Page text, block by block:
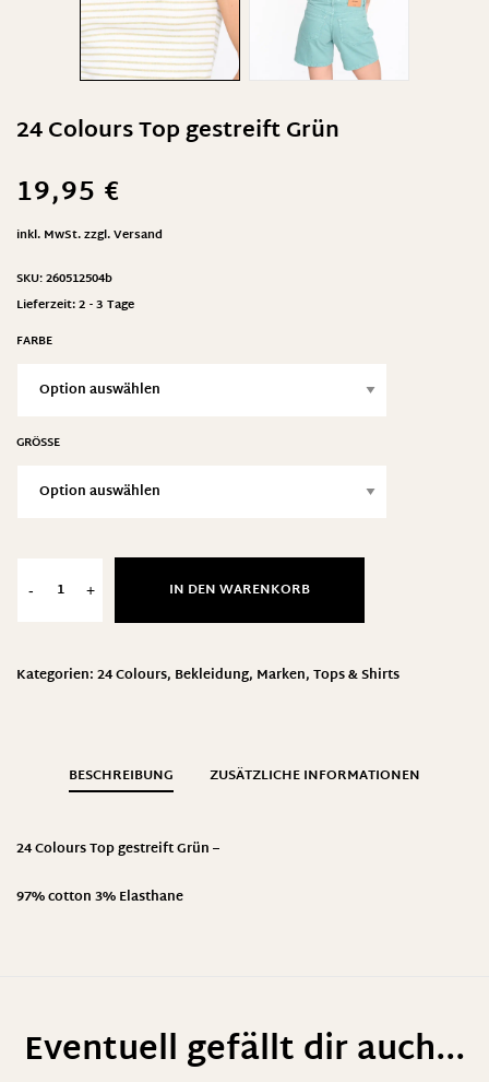
24 Colours Top gestreift Grün
19,95 €
inkl. MwSt.zzgl.Versand
SKU:260512504b
Lieferzeit:2 - 3 Tage
FARBE
GRÖSSE
- + IN DEN WARENKORB
Kategorien:24 Colours, Bekleidung, Marken,Tops & Shirts
BESCHREIBUNG ZUSÄTZLICHE INFORMATIONEN
24 Colours Top gestreift Grün –
97% cotton 3% Elasthane
Eventuell gefällt dir auch...